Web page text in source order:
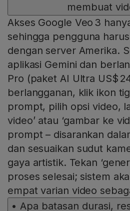
membuat
Akses Google Veo 3
sehingga pengguna
dengan server Amerika.
aplikasi Gemini dan
Pro (paket AI Ultra US$
berlangganan, klik ikon
prompt, pilih opsi video,
video’ atau ‘gambar ke
prompt – disarankan
dan sesuaikan sudut
gaya artistik. Tekan
proses selesai; sistem
empat varian video
• Apa batasan durasi,